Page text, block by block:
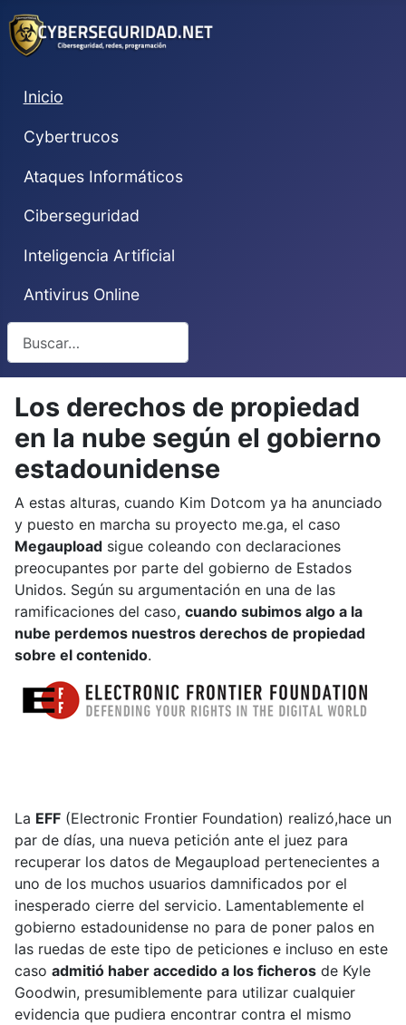
Inicio
Cybertrucos
Ataques Informáticos
Ciberseguridad
Inteligencia Artificial
Antivirus Online
Los derechos de propiedad
en la nube según el gobierno
estadounidense
A estas alturas, cuando Kim Dotcom ya ha anunciado
y puesto en marcha su proyecto me.ga, el caso
Megaupload sigue coleando con declaraciones
preocupantes por parte del gobierno de Estados
Unidos. Según su argumentación en una de las
ramificaciones del caso, cuando subimos algo a la
nube perdemos nuestros derechos de propiedad
sobre el contenido.
La EFF (Electronic Frontier Foundation) realizó,hace un
par de días, una nueva petición ante el juez para
recuperar los datos de Megaupload pertenecientes a
uno de los muchos usuarios damnificados por el
inesperado cierre del servicio. Lamentablemente el
gobierno estadounidense no para de poner palos en
las ruedas de este tipo de peticiones e incluso en este
caso admitió haber accedido a los ficheros de Kyle
Goodwin, presumiblemente para utilizar cualquier
evidencia que pudiera encontrar contra el mismo